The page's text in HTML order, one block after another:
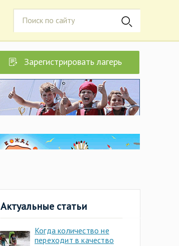
Зарегистрировать лагерь
Актуальные статьи
Когда количество не
переходит в качество